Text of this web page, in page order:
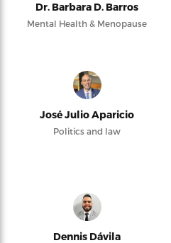
Dr. Barbara D. Barros
Mental Health & Menopause
José Julio Aparicio
Politics and law
Dennis Dávila